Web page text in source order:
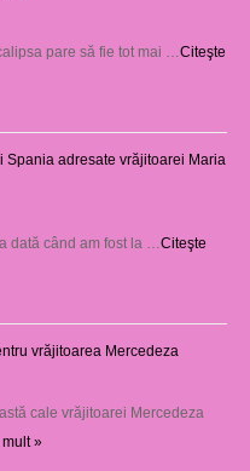
pare să fie tot mai …Citeşte
Spania adresate vrăjitoarei Maria
dată când am fost la …Citeşte
vrăjitoarea Mercedeza
cale vrăjitoarei Mercedeza
»